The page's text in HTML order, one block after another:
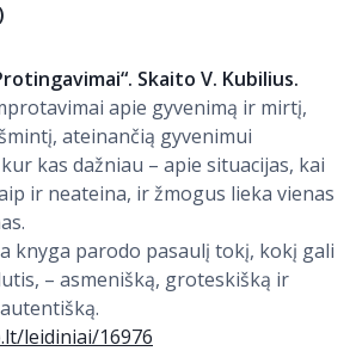
Skaito V. Kubilius.
apie gyvenimą ir mirtį,
ateinančią gyvenimui
kas dažniau – apie situacijas, kai
ir neateina, ir žmogus lieka vienas
knyga parodo pasaulį tokį, kokį gali
– asmenišką, groteskišką ir
leidiniai/16976